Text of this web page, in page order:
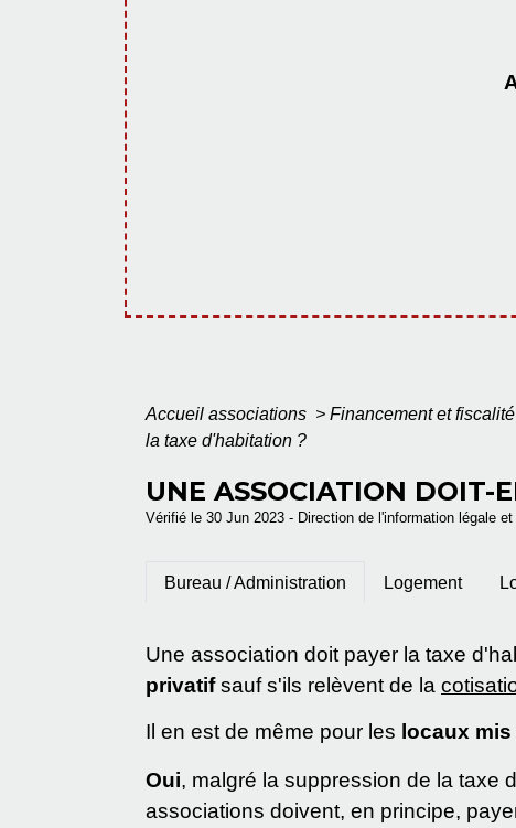
Accueil associations > Financement et
la taxe d'habitation ?
UNE ASSOCIATION DOIT-
Vérifié le 30 Jun 2023 - Direction de l'information légale
Bureau / Administration Logement
Une association doit payer la taxe
privatifsauf s'ils relèvent de la
Il en est de même pour les locaux
Oui, malgré la suppression de la taxe
associations doivent, en principe,